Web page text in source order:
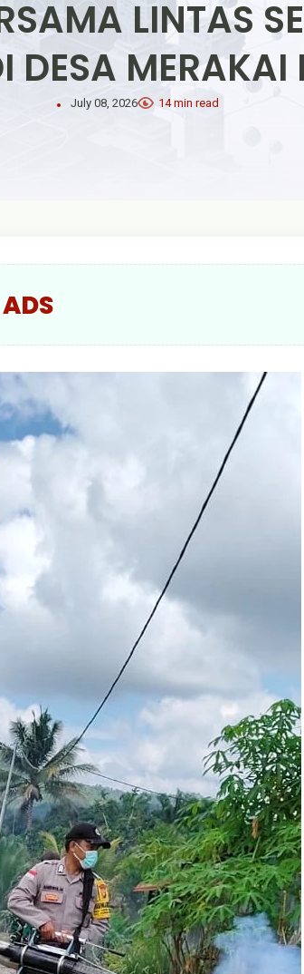
LINTAS
DESA
July 08, 2026 14 min read